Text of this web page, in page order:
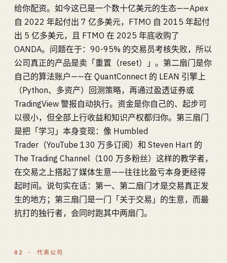
给你配资。如今这已是一个数十亿美元的生态——Apex
自 2022 年起付出 7 亿多美元，FTMO 自 2015 年起付
出 5 亿多美元，且 FTMO 在 2025 年底收购了
OANDA。问题在于：90-95% 的交易员考核失败，所以
公司真正的产品是卖「重置（reset）」。第二扇门是你
自己的算法账户——在 QuantConnect 的 LEAN 引擎上
（Python、多资产）回测策略，再通过盈透证券或
TradingView 警报自动执行。资金是你自己的、起步可
以很小，但全部上行收益和知识产权都归你。第三扇门
是把「学习」本身变现：像 Humbled
Trader（YouTube 130 万多订阅）和 Steven Hart 的
The Trading Channel（100 万多粉丝）这样的教学者，
在交易之上搭起了媒体生意——往往比盈亏本身更经得
起时间。说句实在话：第一、第二扇门才是交易真正发
生的地方；第三扇门是一门「关于交易」的生意，而最
抗打的独行者，会同时跑其中两扇门。
02 · 代表公司